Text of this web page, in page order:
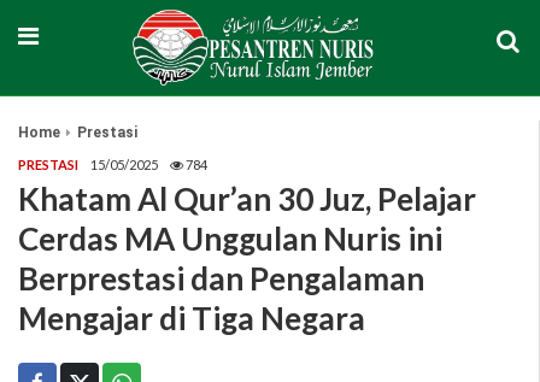
Home Prestasi
PRESTASI 15/05/2025 784
Khatam Al Qur’an 30 Juz, Pelajar
Cerdas MA Unggulan Nuris ini
Berprestasi dan Pengalaman
Mengajar di Tiga Negara